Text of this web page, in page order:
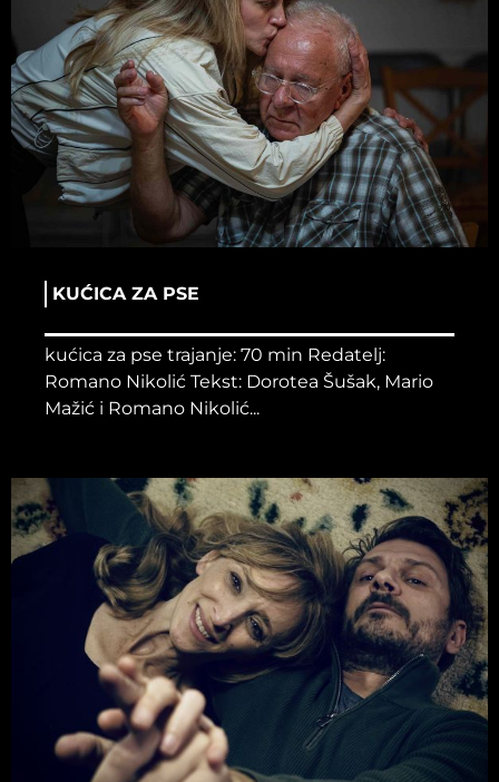
KUĆICA ZA PSE
kućica za pse trajanje: 70 min Redatelj:
Romano Nikolić Tekst: Dorotea Šušak, Mario
Mažić i Romano Nikolić...